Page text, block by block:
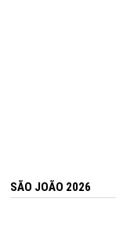
SÃO JOÃO 2026